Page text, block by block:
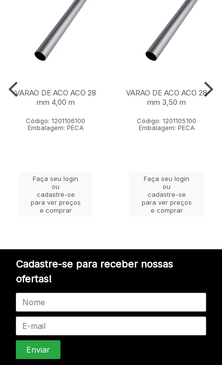
VARAO DE ACO ACO 28
mm 4,00 m
Código: 1201106100
Embalagem: PECA
Faça seu login
ou
cadastre-se
para ver preços
e comprar
VARAO DE ACO ACO 28
mm 3,50 m
Código: 1201105100
Embalagem: PECA
Faça seu login
ou
cadastre-se
para ver preços
e comprar
Cadastre-se para receber nossas
ofertas!